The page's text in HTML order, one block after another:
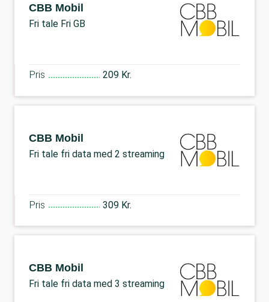
CBB Mobil
Fri tale Fri GB
Pris 209 Kr.
CBB Mobil
Fri tale fri data med 2 streaming
Pris 309 Kr.
CBB Mobil
Fri tale fri data med 3 streaming